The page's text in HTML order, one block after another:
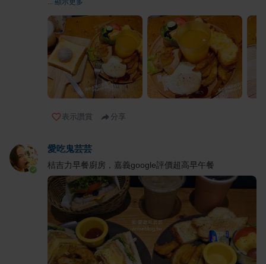
... 顯示更多
表示讚賞 分享
愛吃鬼芸芸
桔吉力早餐廚房，嘉義google評價超高早午餐